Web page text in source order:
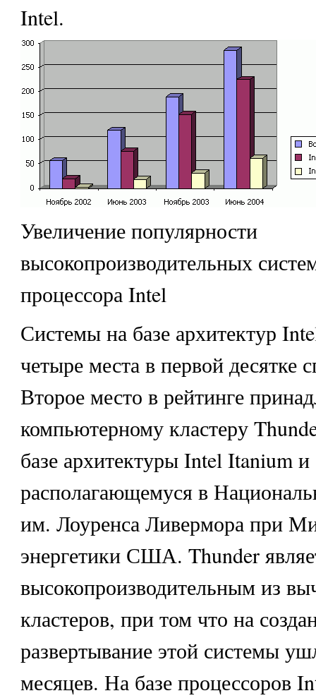
Intel.
Увеличение популярности
высокопроизводительных
процессора Intel
Системы на базе архитектур
четыре места в первой десятке
Второе место в рейтинге
компьютерному кластеру
базе архитектуры Intel Itanium и
располагающемуся в
им. Лоуренса Ливермора при
энергетики США. Thunder
высокопроизводительным из
кластеров, при том что на
развертывание этой системы
месяцев. На базе процессоров